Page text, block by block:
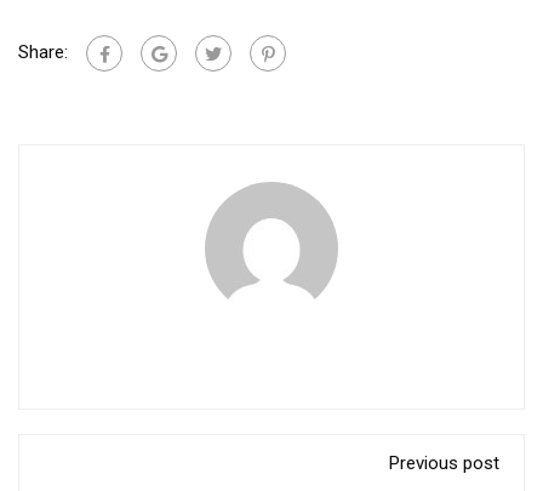
Share:
Previous post